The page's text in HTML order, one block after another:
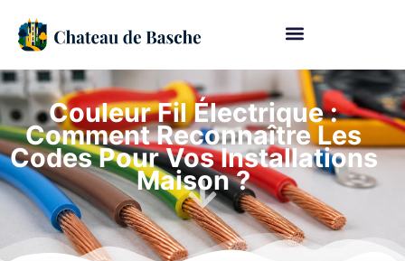
Couleur Fil Électrique :
Comment Reconnaître Les
Codes Pour Vos Installations
Maison ?